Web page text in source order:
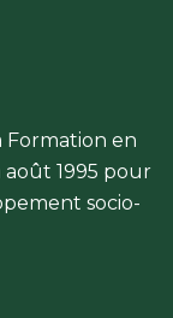
Formation en
août 1995 pour
socio-